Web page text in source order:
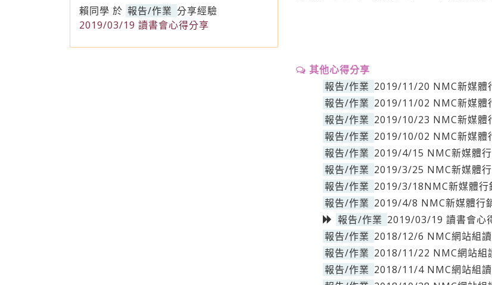
賴同學 於 報告/作業 分享經驗
2019/03/19 讀書會心得分享
其他心得分享
報告/作業 2019/11/20 NMC新媒體
報告/作業 2019/11/02 NMC新媒體
報告/作業 2019/10/23 NMC新媒體
報告/作業 2019/10/02 NMC新媒體
報告/作業 2019/4/15 NMC新媒體
報告/作業 2019/3/25 NMC新媒體
報告/作業 2019/3/18NMC新媒體行
報告/作業 2019/4/8 NMC新媒體行
報告/作業 2019/03/19 讀書會心
報告/作業 2018/12/6 NMC網站組
報告/作業 2018/11/22 NMC網站組
報告/作業 2018/11/4 NMC網站組